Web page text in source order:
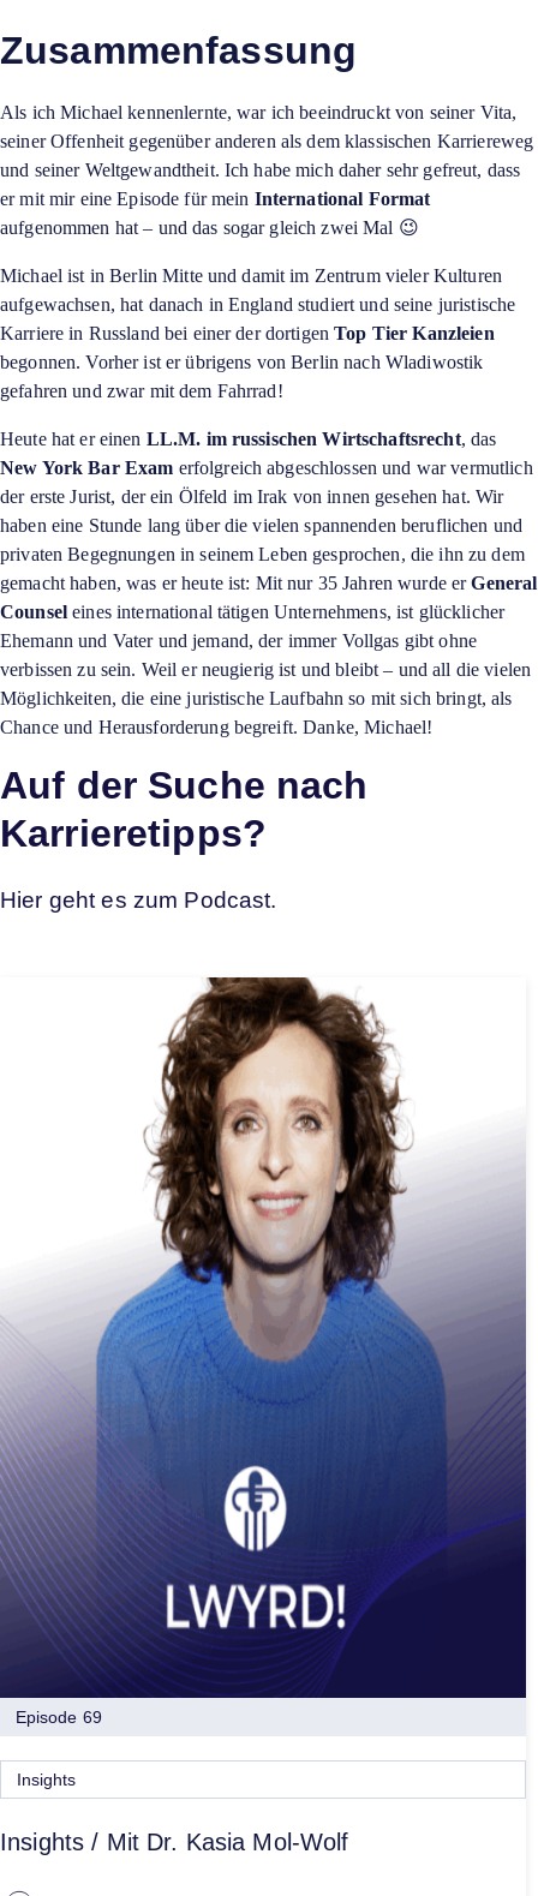
Zusammenfassung
Als ich Michael kennenlernte, war ich beeindruckt von seiner Vita,
seiner Offenheit gegenüber anderen als dem klassischen Karriereweg
und seiner Weltgewandtheit. Ich habe mich daher sehr gefreut, dass
er mit mir eine Episode für mein International Format
aufgenommen hat – und das sogar gleich zwei Mal 😉
Michael ist in Berlin Mitte und damit im Zentrum vieler Kulturen
aufgewachsen, hat danach in England studiert und seine juristische
Karriere in Russland bei einer der dortigenTop Tier Kanzleien
begonnen. Vorher ist er übrigens von Berlin nach Wladiwostik
gefahren und zwar mit dem Fahrrad!
Heute hat er einen LL.M. im russischen Wirtschaftsrecht, das
New York Bar Exam erfolgreich abgeschlossen und war vermutlich
der erste Jurist, der ein Ölfeld im Irak von innen gesehen hat. Wir
haben eine Stunde lang über die vielen spannenden beruflichen und
privaten Begegnungen in seinem Leben gesprochen, die ihn zu dem
gemacht haben, was er heute ist: Mit nur 35 Jahren wurde erGeneral
Counseleines international tätigen Unternehmens, ist glücklicher
Ehemann und Vater und jemand, der immer Vollgas gibt ohne
verbissen zu sein. Weil er neugierig ist und bleibt – und all die vielen
Möglichkeiten, die eine juristische Laufbahn so mit sich bringt, als
Chance und Herausforderung begreift. Danke, Michael!
Auf der Suche nach
Karrieretipps?
Hier geht es zum Podcast.
Episode 69
Insights
Insights / Mit Dr. Kasia Mol-Wolf